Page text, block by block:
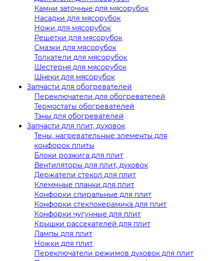
Камни заточные для мясорубок
Насадки для мясорубок
Ножи для мясорубок
Решетки для мясорубок
Смазки для мясорубок
Толкатели для мясорубок
Шестерня для мясорубок
Шнеки для мясорубок
Запчасти для обогревателей
Переключатели для обогревателей
Термостаты обогревателей
Тэны для обогревателей
Запчасти для плит, духовок
Тены, нагревательные элементы для
конфорок плиты
Блоки розжига для плит
Вентиляторы для плит, духовок
Держатели стекол для плит
Клеммные планки для плит
Конфорки спиральные для плит
Конфорки стеклокерамика для плит
Конфорки чугунные для плит
Крышки рассекателей для плит
Лампы для плит
Ножки для плит
Переключатели режимов духовок для плит